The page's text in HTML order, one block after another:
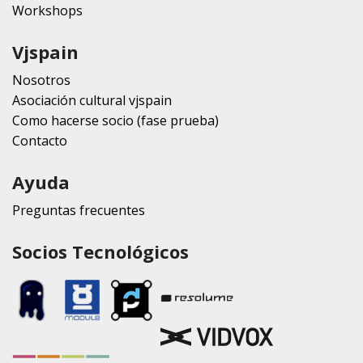
Workshops
Vjspain
Nosotros
Asociación cultural vjspain
Como hacerse socio (fase prueba)
Contacto
Ayuda
Preguntas frecuentes
Socios Tecnológicos